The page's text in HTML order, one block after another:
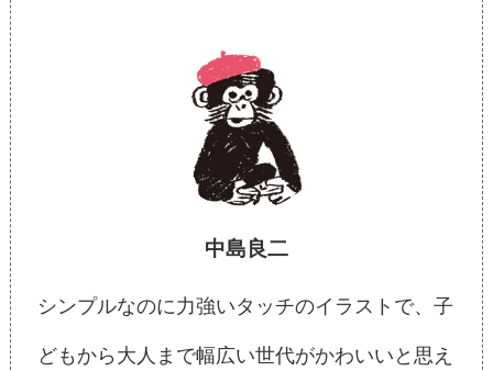
中島良二
シンプルなのに力強いタッチのイラストで、子
どもから大人まで幅広い世代がかわいいと思え